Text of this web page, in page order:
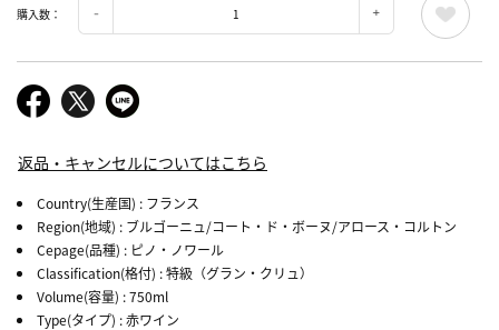
購入数：
返品・キャンセルについてはこちら
Country(生産国) : フランス
Region(地域) : ブルゴーニュ/コート・ド・ボーヌ/アロース・コルトン
Cepage(品種) : ピノ・ノワール
Classification(格付) : 特級（グラン・クリュ）
Volume(容量) : 750ml
Type(タイプ) : 赤ワイン